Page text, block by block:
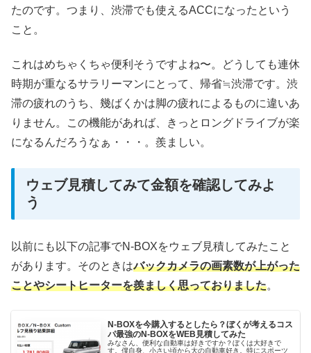
たのです。つまり、渋滞でも使えるACCになったという
こと。
これはめちゃくちゃ便利そうですよね〜。どうしても連休
時期が重なるサラリーマンにとって、帰省≒渋滞です。渋
滞の疲れのうち、幾ばくかは脚の疲れによるものに違いあ
りません。この機能があれば、きっとロングドライブが楽
になるんだろうなぁ・・・。羨ましい。
ウェブ見積してみて金額を確認してみよ
う
以前にも以下の記事でN-BOXをウェブ見積してみたこと
があります。そのときはバックカメラの画素数が上がった
ことやシートヒーターを羨ましく思っておりました。
N-BOXを今購入するとしたら？ぼくが考えるコス
パ最強のN-BOXをWEB見積してみた
みなさん、便利な自動車は好きですか？ぼくは大好きで
す。僕自身、小さい頃から大の自動車好き。特にスポーツ